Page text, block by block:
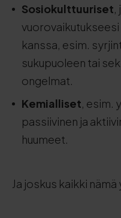
Sosiokulttuuriset,
vuorovaikutukseesi
kanssa, esim.
sukupuoleen tai
ongelmat.
Kemialliset, esim.
passiivinen ja
huumeet.
Ja joskus kaikki nämä